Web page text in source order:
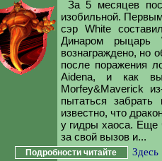
За 5 месяцев
изобильной.
сэр White
Динаром рыцарь
вознаграждено, но
после поражения
Aidena, и как
Morfey&Maverick
пытаться
известно, что
у гидры хаоса. Еще
за свой вызов и...
Подробности читайте Здесь